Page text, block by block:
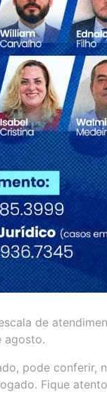
de
agosto.
pode conferir,
Fique